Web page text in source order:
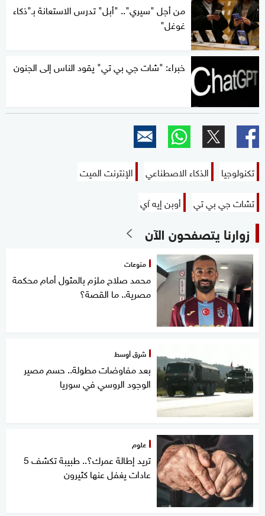
من أجل "سيري".. "أبل" تدرس الاستعانة بـ"ذكاء
غوغل"
خبراء: "شات جي بي تي" يقود الناس إلى الجنون
تكنولوجيا الذكاء الاصطناعي
الإنترنت الميت
تشات جي بي تي
أوبن إيه آي
زوارنا يتصفحون الآن
منوعات
محمد صلاح ملزم بالمثول أمام محكمة
مصرية.. ما القصة؟
شرق أوسط
بعد مفاوضات مطولة.. حسم مصير
الوجود الروسي في سوريا
علوم
تريد إطالة عمرك؟.. طبيبة تكشف 5
عادات يغفل عنها كثيرون